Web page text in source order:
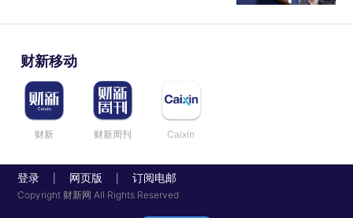
财新移动
财新 财新周刊 Caixin
登录 网页版 订阅电邮
Copyright 财新网 All Rights Reserved